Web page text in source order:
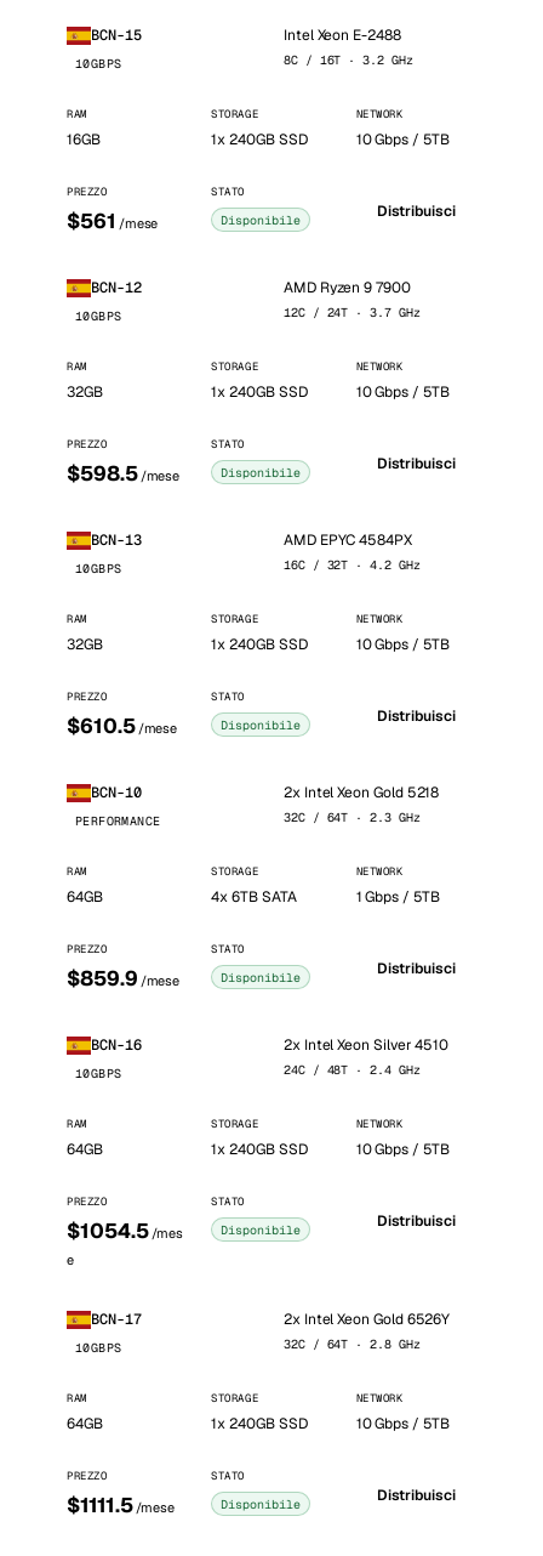
BCN-15
10GBPS
Intel Xeon E-2488
8C / 16T · 3.2 GHz
RAM
16GB
STORAGE
1x 240GB SSD
NETWORK
10 Gbps / 5TB
PREZZO
$561 /mese
STATO
Disponibile Distribuisci
BCN-12
10GBPS
AMD Ryzen 9 7900
12C / 24T · 3.7 GHz
RAM
32GB
STORAGE
1x 240GB SSD
NETWORK
10 Gbps / 5TB
PREZZO
$598.5 /mese
STATO
Disponibile Distribuisci
BCN-13
10GBPS
AMD EPYC 4584PX
16C / 32T · 4.2 GHz
RAM
32GB
STORAGE
1x 240GB SSD
NETWORK
10 Gbps / 5TB
PREZZO
$610.5 /mese
STATO
Disponibile Distribuisci
BCN-10
PERFORMANCE
2x Intel Xeon Gold 5218
32C / 64T · 2.3 GHz
RAM
64GB
STORAGE
4x 6TB SATA
NETWORK
1 Gbps / 5TB
PREZZO
$859.9 /mese
STATO
Disponibile Distribuisci
BCN-16
10GBPS
2x Intel Xeon Silver 4510
24C / 48T · 2.4 GHz
RAM
64GB
STORAGE
1x 240GB SSD
NETWORK
10 Gbps / 5TB
PREZZO
$1054.5 /mes
e
STATO
Disponibile Distribuisci
BCN-17
10GBPS
2x Intel Xeon Gold 6526Y
32C / 64T · 2.8 GHz
RAM
64GB
STORAGE
1x 240GB SSD
NETWORK
10 Gbps / 5TB
PREZZO
$1111.5 /mese
STATO
Disponibile Distribuisci